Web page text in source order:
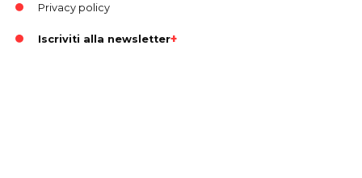
Privacy policy
Iscriviti alla newsletter